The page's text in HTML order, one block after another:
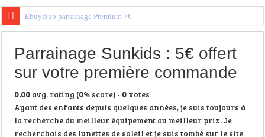
Ebuyclub parrainage Premium 7€
Igraal Parrainage Premium
Trouvez votre banque en ligne
Parrainage Sunkids : 5€ offert
sur votre première commande
0.00 avg. rating (0% score) - 0 votes
Ayant des enfants depuis quelques années, je suis toujours à
la recherche du meilleur équipement au meilleur prix. Je
recherchais des lunettes de soleil et je suis tombé sur le site